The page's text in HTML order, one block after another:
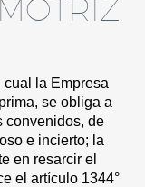
cual la Empresa
se obliga a
convenidos, de
e incierto; la
en resarcir el
el artículo 1344°